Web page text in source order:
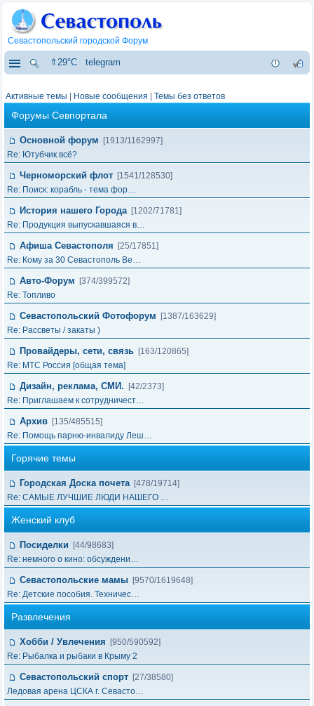
Севастопольский городской Форум
⇑29°C telegram
Активные темы Новые сообщения Темы без ответов
Форумы Севпортала
Основной форум
[1913/1162997]
Re: Ютубчик всё?
Черноморский флот [1541/128530]
Re: Поиск: корабль - тема фор…
История нашего Города [1202/71781]
Re: Продукция выпускавшаяся в…
Афиша Севастополя
[25/17851]
Re: Кому за 30 Севастополь Ве…
Авто-Форум
[374/399572]
Re: Топливо
Севастопольский Фотофорум
[1387/163629]
Re: Рассветы / закаты )
Провайдеры, сети, связь [163/120865]
Re: МТС Россия [общая тема]
Дизайн, реклама, СМИ.
[42/2373]
Re: Приглашаем к сотрудничест…
Архив [135/485515]
Re: Помощь парню-инвалиду Леш…
Горячие темы
Городская Доска почета [478/19714]
Re: САМЫЕ ЛУЧШИЕ ЛЮДИ НАШЕГО …
Женский клуб
Посиделки
[44/98683]
Re: немного о кино: обсуждени…
Севастопольские мамы [9570/1619648]
Re: Детские пособия. Техничес…
Развлечения
Хобби / Увлечения
[950/590592]
Re: Рыбалка и рыбаки в Крыму 2
Севастопольский спорт [27/38580]
Ледовая арена ЦСКА г. Севасто…